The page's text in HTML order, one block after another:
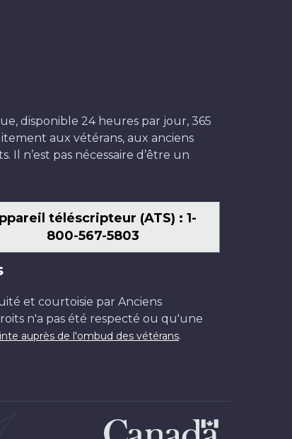
disponible 24 heures par jour, 365
aux vétérans, aux anciens
Il n’est pas nécessaire d’être un
téléscripteur (ATS) : 1-
800-567-5803
et courtoisie par Anciens
n'a pas été respecté ou qu'une
auprès de l'ombud des vétérans.